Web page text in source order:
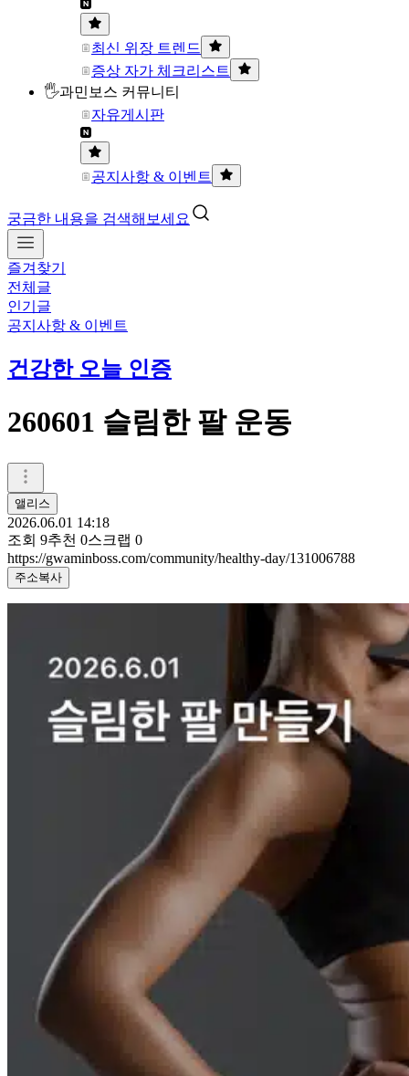
최신 위장 트렌드
증상 자가 체크리스트
🖐과민보스 커뮤니티
자유게시판
공지사항 & 이벤트
궁금한 내용을 검색해보세요
즐겨찾기
전체글
인기글
공지사항 & 이벤트
건강한 오늘 인증
260601 슬림한 팔 운동
앨리스
2026.06.01 14:18
조회 9추천 0스크랩 0
https://gwaminboss.com/community/healthy-day/131006788
주소복사